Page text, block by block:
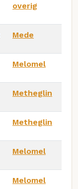
overig
Mede
Melomel
Metheglin
Metheglin
Melomel
Melomel